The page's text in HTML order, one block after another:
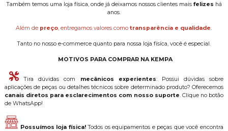
Também temos uma loja física, onde já deixamos nossos clientes mais felizes há
anos.
Além de preço , entregamos valores comotransparência e qualidade
Tanto no nosso e-commerce quanto para nossa loja física, você é especial.
MOTIVOS PARA COMPRAR NA KEMPA
Tira dúvidas com mecânicos experientes: Possui dúvidas sobre
aplicações de peças ou detalhes técnicos sobre determinado produto? Oferecemos
canais diretos para esclarecimentos com nosso suporte . Clique no botão
de WhatsApp!
Possuímos loja física!Todos os equipamentos e peças que você encontra